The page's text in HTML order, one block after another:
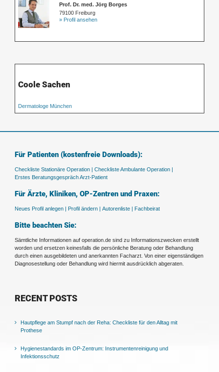
Prof. Dr. med. Jörg Borges
79100 Freiburg
» Profil ansehen
Coole Sachen
Dermatologe München
Für Patienten (kostenfreie Downloads):
Checkliste Stationäre Operation | Checkliste Ambulante Operation |
Erstes Beratungsgespräch Arzt-Patient
Für Ärzte, Kliniken, OP-Zentren und Praxen:
Neues Profil anlegen | Profil ändern | Autorenliste | Fachbeirat
Bitte beachten Sie:
Sämtliche Informationen auf operation.de sind zu Informationszwecken erstellt
worden und ersetzen keinesfalls die persönliche Beratung oder Behandlung
durch einen ausgebildeten und anerkannten Facharzt. Von einer eigenständigen
Diagnosestellung oder Behandlung wird hiermit ausdrücklich abgeraten.
RECENT POSTS
Hautpflege am Stumpf nach der Reha: Checkliste für den Alltag mit
Prothese
Hygienestandards im OP-Zentrum: Instrumentenreinigung und
Infektionsschutz